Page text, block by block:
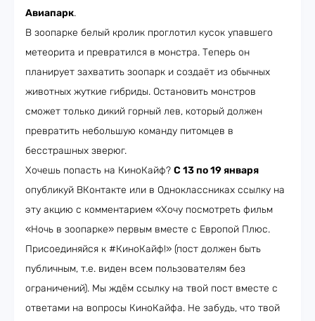
Авиапарк.
В зоопарке белый кролик проглотил кусок упавшего
метеорита и превратился в монстра. Теперь он
планирует захватить зоопарк и создаёт из обычных
животных жуткие гибриды. Остановить монстров
сможет только дикий горный лев, который должен
превратить небольшую команду питомцев в
бесстрашных зверюг.
Хочешь попасть на КиноКайф? С 13 по 19 января
опубликуй ВКонтакте или в Одноклассниках ссылку на
эту акцию с комментарием «Хочу посмотреть фильм
«Ночь в зоопарке» первым вместе с Европой Плюс.
Присоединяйся к #КиноКайф!» (пост должен быть
публичным, т.е. виден всем пользователям без
ограничений). Мы ждём ссылку на твой пост вместе с
ответами на вопросы КиноКайфа. Не забудь, что твой